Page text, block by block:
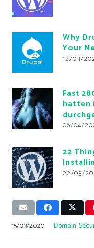
Why
Your
12/03/
Fast
hatten
06/04/
22
22/03/
15/03/2020 Domain,